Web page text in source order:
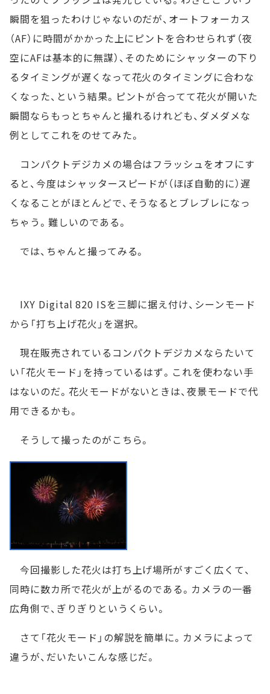
瞬間を狙ったわけじゃないのだが、オートフォーカス
（AF）に時間がかかった上にピントを合わせられず（夜
空にAFは基本的に無謀）、そのためにシャッターの下り
るタイミングが遅くなって花火のタイミングに合わな
くなった、という結果。ピントが合ってて花火が開いた
瞬間ならもっとちゃんと撮れるけれども、ダメダメな
例としてこれをのせてみた。
コンパクトデジカメの場合はフラッシュをオフにす
ると、今度はシャッタースピードが（ほぼ自動的に）遅
くなることがほとんどで、そうなるとブレブレになっ
ちゃう。難しいのである。
では、ちゃんと撮ってみる。
IXY Digital 820 ISを三脚に据え付け、シーンモード
から「打ち上げ花火」を選択。
現在販売されているコンパクトデジカメならたいて
い「花火モード」を持っているはず。これを使わない手
はないのだ。花火モードがないときは、夜景モードで代
用できるかも。
そうして撮ったのがこちら。
今回撮影した花火は打ち上げ場所がすごく広くて、
同時に数カ所で花火が上がるのである。カメラの一番
広角側で、ぎりぎりというくらい。
さて「花火モード」の解説を簡単に。カメラによって
違うが、だいたいこんな感じだ。